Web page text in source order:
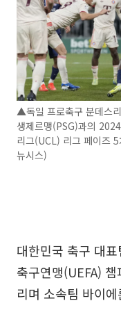
▲독일 프로축구 분데스
생제르맹(PSG)과의
리그(UCL) 리그 페이즈
뉴시스)
대한민국 축구 대
축구연맹(UEFA)
리며 소속팀 바이